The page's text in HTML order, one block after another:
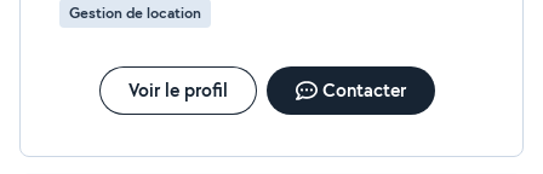
Gestion de location
Voir le profil Contacter